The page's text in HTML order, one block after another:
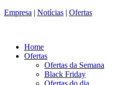
Empresa | Notícias | Ofertas
Home
Ofertas
Ofertas da Semana
Black Friday
Ofertas do dia